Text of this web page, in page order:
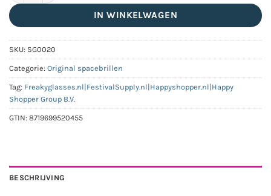
IN WINKELWAGEN
SKU: SG0020
Categorie: Original spacebrillen
Tag: Freakyglasses.nl|FestivalSupply.nl|Happyshopper.nl|Happy
Shopper Group B.V.
GTIN: 8719699520455
BESCHRIJVING